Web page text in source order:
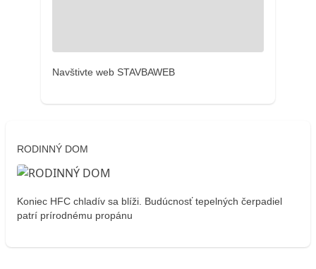
Navštivte web STAVBAWEB
RODINNÝ DOM
Koniec HFC chladív sa blíži. Budúcnosť tepelných čerpadiel
patrí prírodnému propánu